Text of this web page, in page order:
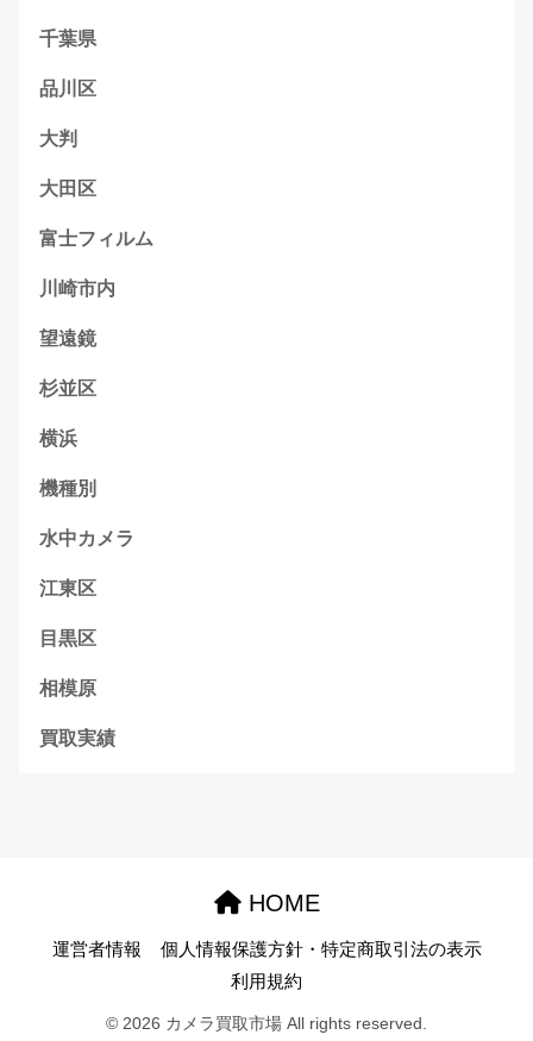
千葉県
品川区
大判
大田区
富士フィルム
川崎市内
望遠鏡
杉並区
横浜
機種別
水中カメラ
江東区
目黒区
相模原
買取実績
HOME
運営者情報
個人情報保護方針・特定商取引法の表示
利用規約
© 2026 カメラ買取市場 All rights reserved.